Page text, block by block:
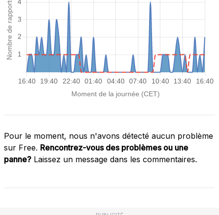
Pour le moment, nous n'avons détecté aucun problème
sur Free. Rencontrez-vous des problèmes ou une
panne? Laissez un message dans les commentaires.